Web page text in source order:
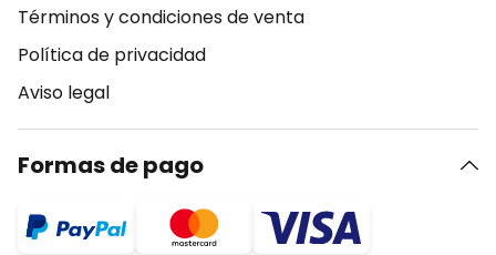
Términos y condiciones de venta
Política de privacidad
Aviso legal
Formas de pago